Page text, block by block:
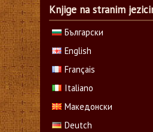
Knjige na stranim
Български
English
Français
Italiano
Македонски
Deutch